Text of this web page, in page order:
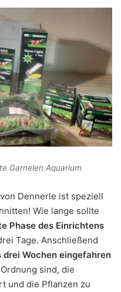
Garnelen Aquarium
Dennerle ist speziell
Wie lange sollte
Phase des Einrichtens
Tage. Anschließend
drei Wochen eingefahren
sind, die
und die Pflanzen zu